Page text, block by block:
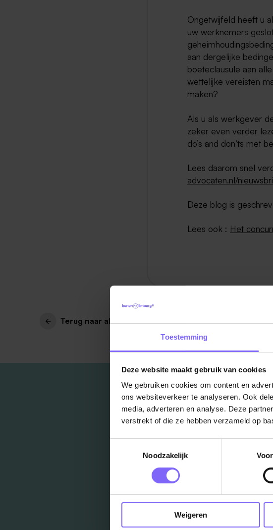
Toestemming
Deze website maakt gebruik van cookies
We gebruiken cookies om content en
ons websiteverkeer te analyseren. Ook
media, adverteren en analyse. Deze
verstrekt of die ze hebben verzameld op
Noodzakelijk
Weigeren
Ongetwijfeld heeft u
uw werknemers
aan dergelijke
boeteclausule aan
wettelijke vereisten
maken?
Als u als werkgever
zeker even verder
do’s and don’ts met
Lees daarom snel
advocaten.nl/
Deze blog is
Lees ook : Het
Terug naar alle items